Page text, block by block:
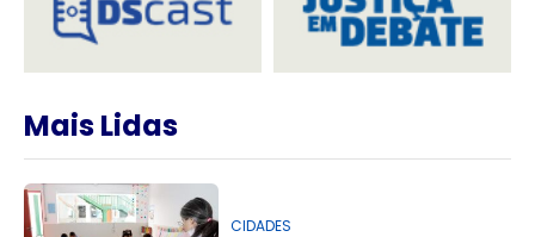
Mais Lidas
CIDADES